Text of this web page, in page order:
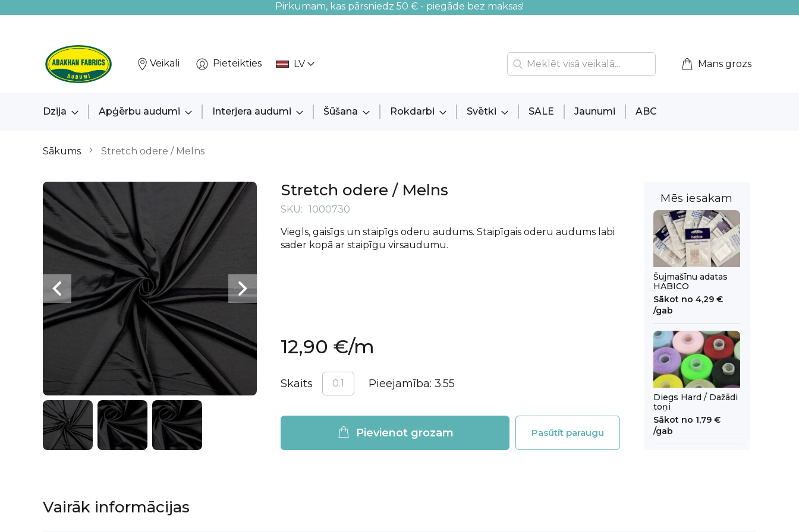
Pirkumam, kas pārsniedz 50 € - piegāde bez maksas!
Veikali Pieteikties LV Mans grozs
Dzija Apģērbu audumi Interjera audumi Šūšana Rokdarbi Svētki SALE Jaunumi ABC
Sākums Stretch odere / Melns
Stretch odere / Melns
SKU
1000730
Viegls, gaisīgs un staipīgs oderu audums. Staipīgais oderu audums labi
sader kopā ar staipīgu virsaudumu.
12,90 €/m
Skaits Pieejamība: 3.55
Pievienot grozam Pasūtīt paraugu
Iet
uz
galerijas
beigām
Vairāk informācijas
Mēs iesakam
Šujmašīnu adatas
HABICO
Sākot no 4,29 €
/gab
Diegs Hard / Dažādi
toņi
Sākot no 1,79 €
/gab